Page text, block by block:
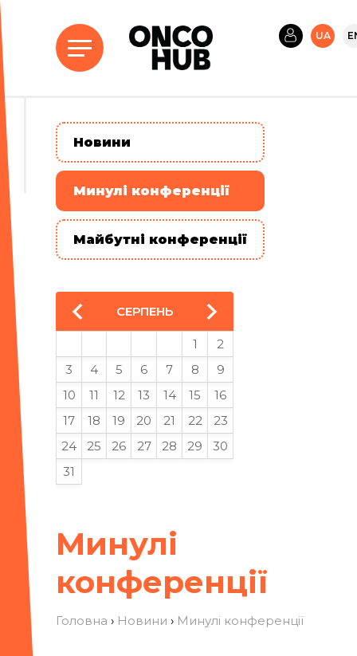
UA
Минулі
конференції
Головна › Новини › Минулі конференції
Новини
Минулі конференції
Майбутні конференції
СЕРПЕНЬ
1
2
3
4 5 6 7 8
9
10
11 12 13 14 15
16
17
18 19 20 21 22
23
24
25 26 27 28 29
30
31